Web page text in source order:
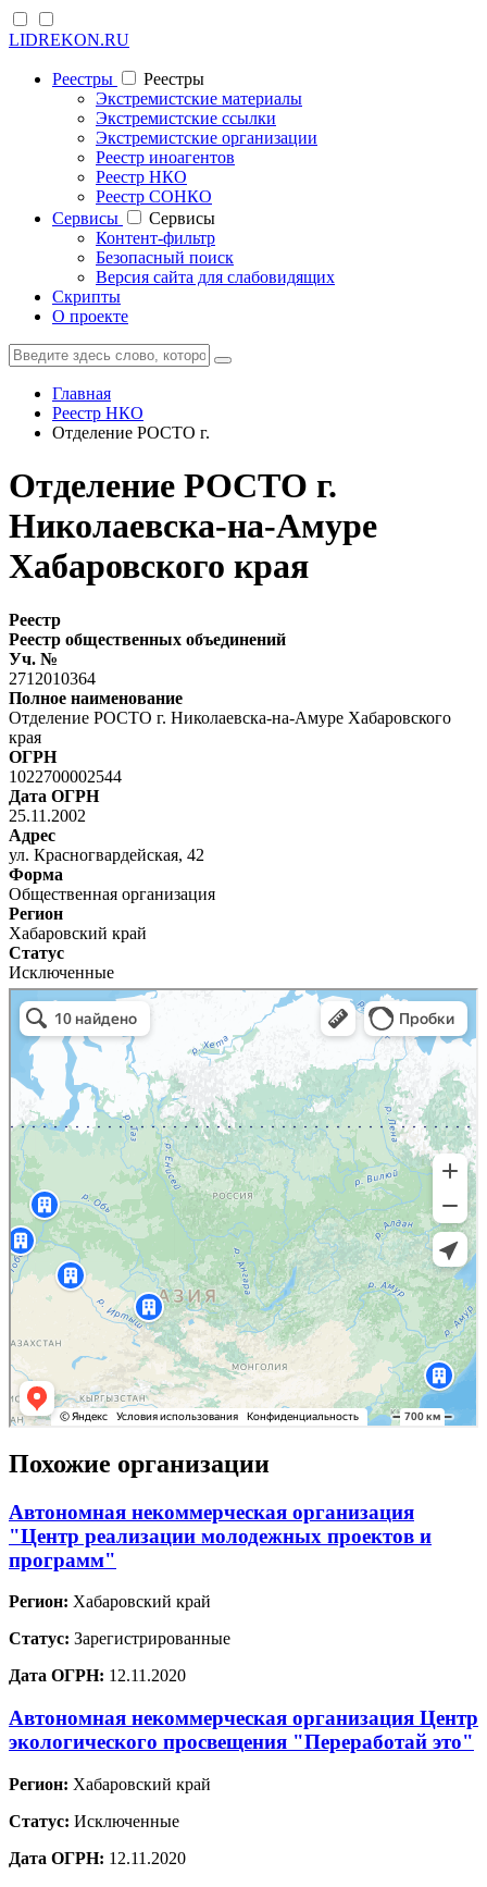
LIDREKON.RU
Реестры
Реестры
Экстремистские материалы
Экстремистские ссылки
Экстремистские организации
Реестр иноагентов
Реестр НКО
Реестр СОНКО
Cервисы
Cервисы
Контент-фильтр
Безопасный поиск
Версия сайта для слабовидящих
Скрипты
О проекте
Главная
Реестр НКО
Отделение РОСТО г.
Отделение РОСТО г.
Николаевска-на-Амуре
Хабаровского края
Реестр
Реестр общественных объединений
Уч. №
2712010364
Полное наименование
Отделение РОСТО г. Николаевска-на-Амуре Хабаровского
края
ОГРН
1022700002544
Дата ОГРН
25.11.2002
Адрес
ул. Красногвардейская, 42
Форма
Общественная организация
Регион
Хабаровский край
Статус
Исключенные
Похожие организации
Автономная некоммерческая организация
"Центр реализации молодежных проектов и
программ"
Регион: Хабаровский край
Статус: Зарегистрированные
Дата ОГРН: 12.11.2020
Автономная некоммерческая организация Центр
экологического просвещения "Переработай это"
Регион: Хабаровский край
Статус: Исключенные
Дата ОГРН: 12.11.2020